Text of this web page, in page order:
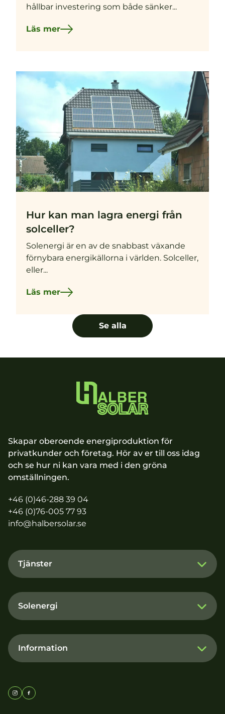
hållbar investering som både sänker...
Läs mer
Hur kan man lagra energi från
solceller?
Solenergi är en av de snabbast växande
förnybara energikällorna i världen. Solceller,
eller...
Läs mer
Se alla
Skapar oberoende energiproduktion för
privatkunder och företag. Hör av er till oss idag
och se hur ni kan vara med i den gröna
omställningen.
+46 (0)46-288 39 04
+46 (0)76-005 77 93
info@halbersolar.se
Tjänster
Solenergi
Information